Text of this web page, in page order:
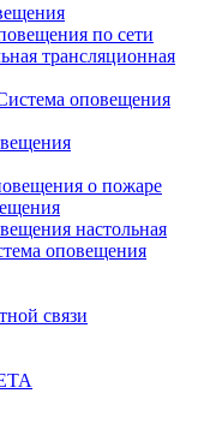
по сети
трансляционная
оповещения
о пожаре
настольная
оповещения
связи